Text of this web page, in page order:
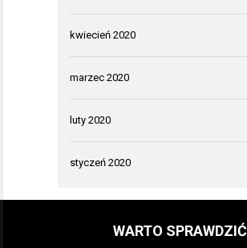
kwiecień 2020
marzec 2020
luty 2020
styczeń 2020
WARTO SPRAWDZIĆ